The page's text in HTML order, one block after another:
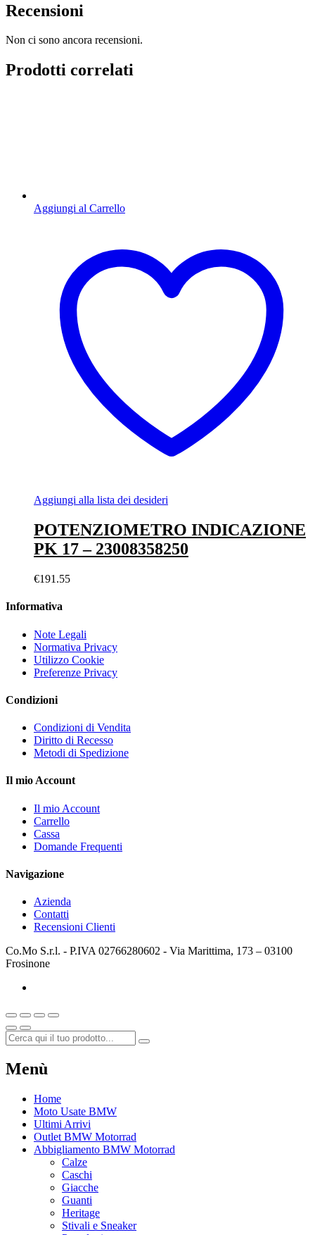
Recensioni
Non ci sono ancora recensioni.
Prodotti correlati
Aggiungi al Carrello
Aggiungi alla lista dei desideri
POTENZIOMETRO INDICAZIONE
PK 17 – 23008358250
€191.55
Informativa
Note Legali
Normativa Privacy
Utilizzo Cookie
Preferenze Privacy
Condizioni
Condizioni di Vendita
Diritto di Recesso
Metodi di Spedizione
Il mio Account
Il mio Account
Carrello
Cassa
Domande Frequenti
Navigazione
Azienda
Contatti
Recensioni Clienti
Co.Mo S.r.l. - P.IVA 02766280602 - Via Marittima, 173 – 03100
Frosinone
Menù
Home
Moto Usate BMW
Ultimi Arrivi
Outlet BMW Motorrad
Abbigliamento BMW Motorrad
Calze
Caschi
Giacche
Guanti
Heritage
Stivali e Sneaker